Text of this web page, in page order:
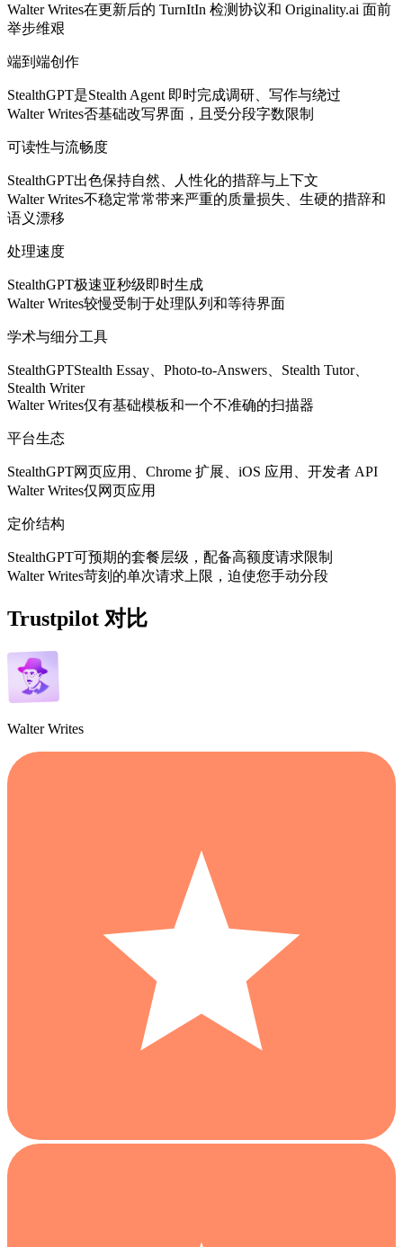
Walter Writes在更新后的 TurnItIn 检测协议和 Originality.ai 面前
举步维艰
端到端创作
StealthGPT是Stealth Agent 即时完成调研、写作与绕过
Walter Writes否基础改写界面，且受分段字数限制
可读性与流畅度
StealthGPT出色保持自然、人性化的措辞与上下文
Walter Writes不稳定常常带来严重的质量损失、生硬的措辞和
语义漂移
处理速度
StealthGPT极速亚秒级即时生成
Walter Writes较慢受制于处理队列和等待界面
学术与细分工具
StealthGPTStealth Essay、Photo-to-Answers、Stealth Tutor、
Stealth Writer
Walter Writes仅有基础模板和一个不准确的扫描器
平台生态
StealthGPT网页应用、Chrome 扩展、iOS 应用、开发者 API
Walter Writes仅网页应用
定价结构
StealthGPT可预期的套餐层级，配备高额度请求限制
Walter Writes苛刻的单次请求上限，迫使您手动分段
Trustpilot 对比
Walter Writes